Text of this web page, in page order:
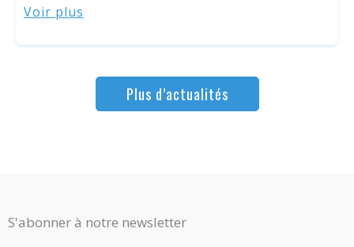
Voir plus
Plus d’actualités
S'abonner à notre newsletter